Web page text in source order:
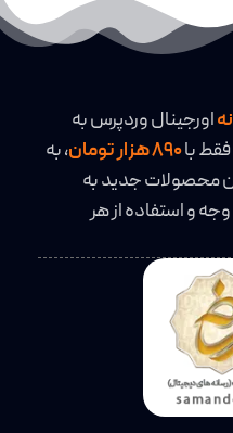
اورجینال وردپرس به
فقط با
، به
محصولات جدید به
و استفاده از هر